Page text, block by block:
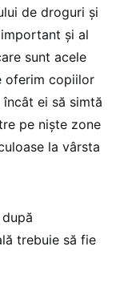
de droguri şi
şi al
sunt acele
oferim copiilor
ei să simtă
pe nişte zone
la vârsta
trebuie să fie